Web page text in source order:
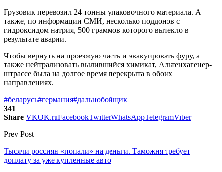
Грузовик перевозил 24 тонны упаковочного материала. А
также, по информации СМИ, несколько поддонов с
гидроксидом натрия, 500 граммов которого вытекло в
результате аварии.
Чтобы вернуть на проезжую часть и эвакуировать фуру, а
также нейтрализовать вылившийся химикат, Альтенхагенер-
штрассе была на долгое время перекрыта в обоих
направлениях.
#беларусь#германия#дальнобойщик
341
Share VKOK.ruFacebookTwitterWhatsAppTelegramViber
Prev Post
Тысячи россиян «попали» на деньги. Таможня требует
доплату за уже купленные авто